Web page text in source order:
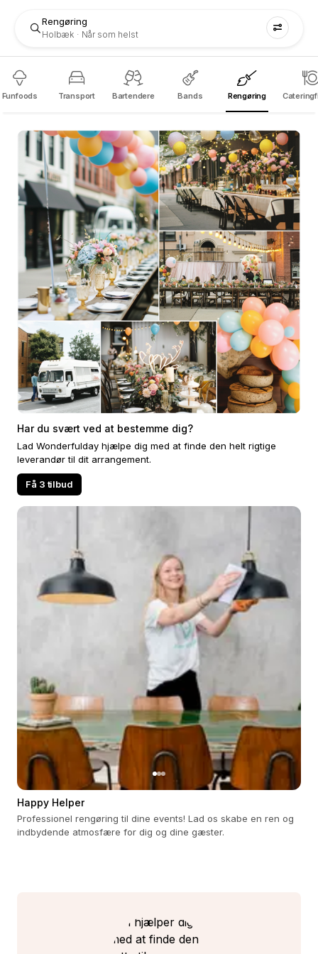
Rengøring
Holbæk Når som helst
Funfoods Transport Bartendere Bands Rengøring
Har du svært ved at bestemme dig?
Lad Wonderfulday hjælpe dig med at finde den helt rigtige
leverandør til dit arrangement.
Få 3 tilbud
Happy Helper
Professionel rengøring til dine events! Lad os skabe en ren og
indbydende atmosfære for dig og dine gæster.